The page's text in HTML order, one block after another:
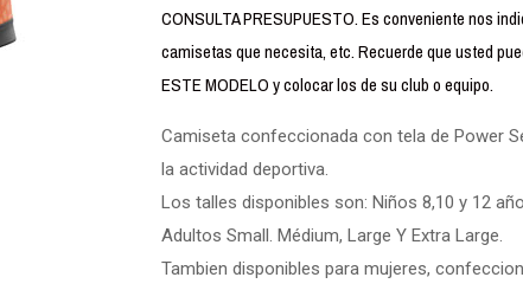
CONSULTA PRESUPUESTO. Es conveniente nos
camisetas que necesita, etc. Recuerde que usted
ESTE MODELO y colocar los de su club o equipo.
Camiseta confeccionada con tela de Power
la actividad deportiva.
Los talles disponibles son: Niños 8,10 y 12
Adultos Small. Médium, Large Y Extra Large.
Tambien disponibles para mujeres,